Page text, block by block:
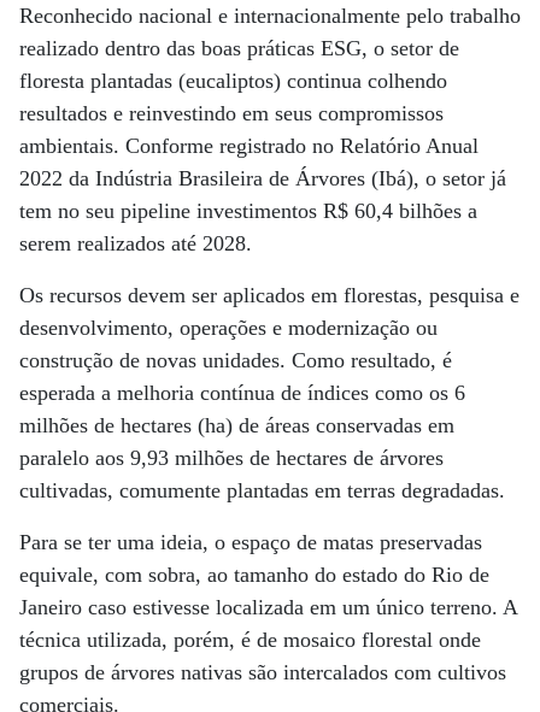
Reconhecido nacional e internacionalmente pelo trabalho
realizado dentro das boas práticas ESG, o setor de
floresta plantadas (eucaliptos) continua colhendo
resultados e reinvestindo em seus compromissos
ambientais. Conforme registrado no Relatório Anual
2022 da Indústria Brasileira de Árvores (Ibá), o setor já
tem no seu pipeline investimentos R$ 60,4 bilhões a
serem realizados até 2028.
Os recursos devem ser aplicados em florestas, pesquisa e
desenvolvimento, operações e modernização ou
construção de novas unidades. Como resultado, é
esperada a melhoria contínua de índices como os 6
milhões de hectares (ha) de áreas conservadas em
paralelo aos 9,93 milhões de hectares de árvores
cultivadas, comumente plantadas em terras degradadas.
Para se ter uma ideia, o espaço de matas preservadas
equivale, com sobra, ao tamanho do estado do Rio de
Janeiro caso estivesse localizada em um único terreno. A
técnica utilizada, porém, é de mosaico florestal onde
grupos de árvores nativas são intercalados com cultivos
comerciais.